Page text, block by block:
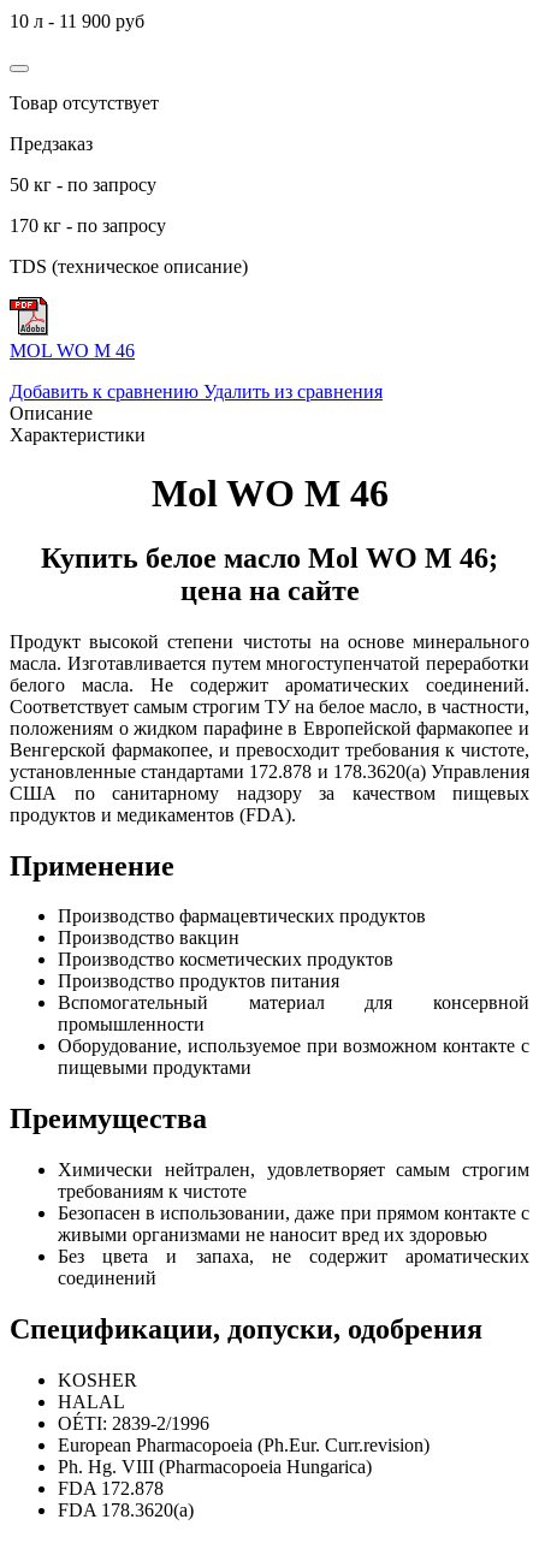
10 л - 11 900 руб
Товар отсутствует
Предзаказ
50 кг - по запросу
170 кг - по запросу
TDS (техническое описание)
MOL WO M 46
Добавить к сравнению Удалить из сравнения
Описание
Характеристики
Mol WO M 46
Купить белое масло Mol WO M 46;
цена на сайте
Продукт высокой степени чистоты на основе минерального
масла. Изготавливается путем многоступенчатой переработки
белого масла. Не содержит ароматических соединений.
Соответствует самым строгим ТУ на белое масло, в частности,
положениям о жидком парафине в Европейской фармакопее и
Венгерской фармакопее, и превосходит требования к чистоте,
установленные стандартами 172.878 и 178.3620(a) Управления
США по санитарному надзору за качеством пищевых
продуктов и медикаментов (FDA).
Применение
Производство фармацевтических продуктов
Производство вакцин
Производство косметических продуктов
Производство продуктов питания
Вспомогательный материал для консервной
промышленности
Оборудование, используемое при возможном контакте с
пищевыми продуктами
Преимущества
Химически нейтрален, удовлетворяет самым строгим
требованиям к чистоте
Безопасен в использовании, даже при прямом контакте с
живыми организмами не наносит вред их здоровью
Без цвета и запаха, не содержит ароматических
соединений
Спецификации, допуски, одобрения
KOSHER
HALAL
OÉTI: 2839-2/1996
European Pharmacopoeia (Ph.Eur. Curr.revision)
Ph. Hg. VIII (Pharmacopoeia Hungarica)
FDA 172.878
FDA 178.3620(a)